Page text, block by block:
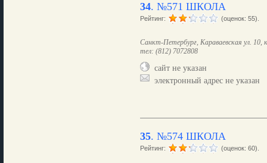
34. №571 ШКОЛА
Рейтинг: (оценок: 55).
Санкт-Петербург, Караваевская ул. 10,
тел: (812) 7072808
сайт не указан
электронный адрес не указан
35. №574 ШКОЛА
Рейтинг: (оценок: 60).